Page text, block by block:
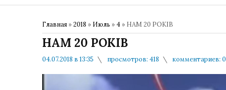
Главная »2018 » Июль »4 » НАМ 20 РОКІВ
НАМ 20 РОКІВ
04.07.2018 в 13:35 просмотров: 418 комментариев: 0